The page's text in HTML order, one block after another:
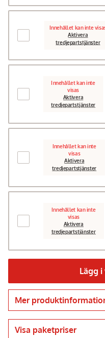
Innehållet kan inte
Aktivera
tredjepartstjänster
Innehållet kan inte
visas
Aktivera
tredjepartstjänster
Innehållet kan inte
visas
Aktivera
tredjepartstjänster
Innehållet kan inte
visas
Aktivera
tredjepartstjänster
Lägg
Gå
Mer
Visa paketpriser